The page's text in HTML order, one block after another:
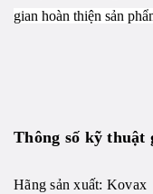
gian hoàn thiện sản
Thông số kỹ thuật
Hãng sản xuất: Kovax